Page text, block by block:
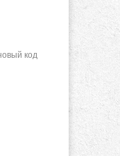
код